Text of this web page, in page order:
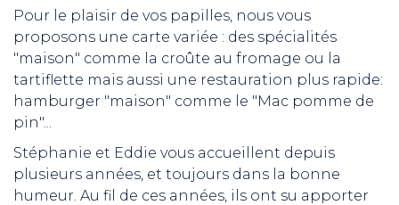
Pour le plaisir de vos papilles, nous vous
proposons une carte variée : des spécialités
"maison" comme la croûte au fromage ou la
tartiflette mais aussi une restauration plus rapide:
hamburger "maison" comme le "Mac pomme de
pin"...
Stéphanie et Eddie vous accueillent depuis
plusieurs années, et toujours dans la bonne
humeur. Au fil de ces années, ils ont su apporter